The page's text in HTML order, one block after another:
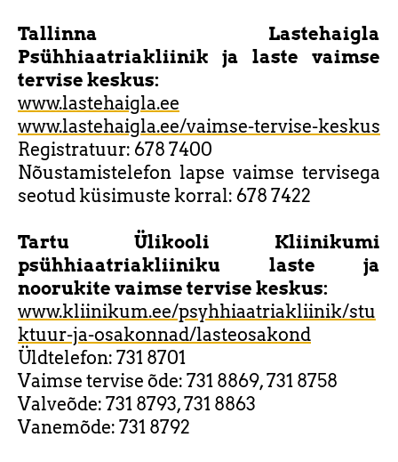
Tallinna Lastehaigla
Psühhiaatriakliinik ja laste vaimse
tervise keskus:
www.lastehaigla.ee
www.lastehaigla.ee/vaimse-tervise-keskus
Registratuur: 678 7400
Nõustamistelefon lapse vaimse tervisega
seotud küsimuste korral: 678 7422
Tartu Ülikooli Kliinikumi
psühhiaatriakliiniku laste ja
noorukite vaimse tervise keskus:
www.kliinikum.ee/psyhhiaatriakliinik/stu
ktuur-ja-osakonnad/lasteosakond
Üldtelefon: 731 8701
Vaimse tervise õde: 731 8869, 731 8758
Valveõde: 731 8793, 731 8863
Vanemõde: 731 8792